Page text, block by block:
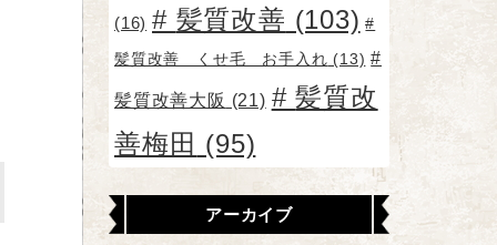
(16) 髪質改善 (103)
髪質改善 くせ毛 お手入れ (13)
髪質改善大阪 (21)
髪質改
善梅田 (95)
アーカイブ